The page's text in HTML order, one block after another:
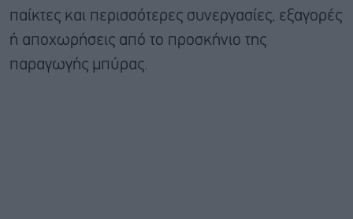
παίκτες και περισσότερες συνεργασίες, εξαγορές
ή αποχωρήσεις από το προσκήνιο της
παραγωγής μπύρας.